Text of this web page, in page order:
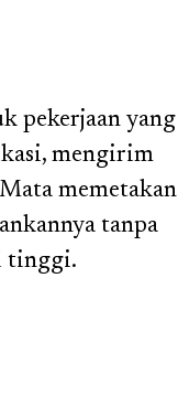
pekerjaan yang
mengirim
memetakan
tanpa
tinggi.